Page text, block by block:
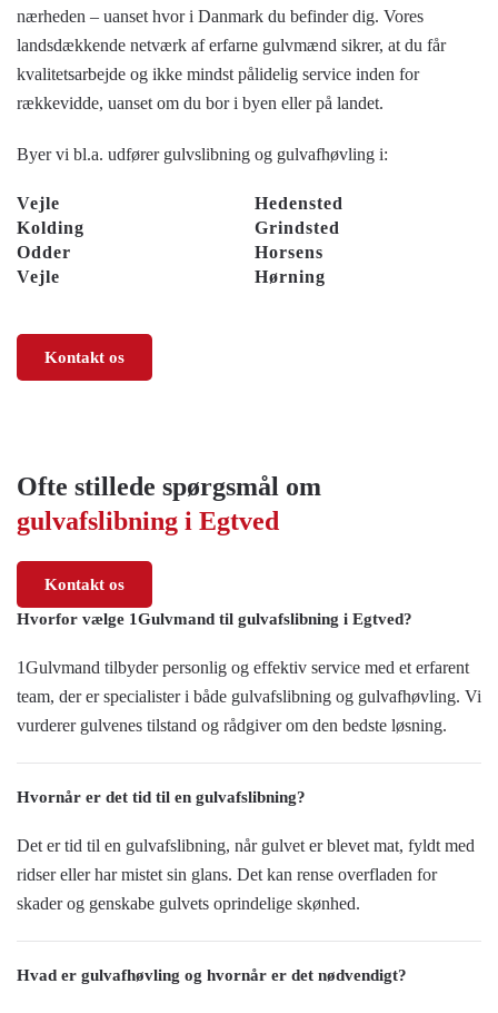
nærheden – uanset hvor i Danmark du befinder dig. Vores
landsdækkende netværk af erfarne gulvmænd sikrer, at du får
kvalitetsarbejde og ikke mindst pålidelig service inden for
rækkevidde, uanset om du bor i byen eller på landet.
Byer vi bl.a. udfører gulvslibning og gulvafhøvling i:
Vejle
Hedensted
Kolding
Grindsted
Odder
Horsens
Vejle
Hørning
Kontakt os
Ofte stillede spørgsmål om
gulvafslibning i Egtved
Kontakt os
Hvorfor vælge 1Gulvmand til gulvafslibning i Egtved?
1Gulvmand tilbyder personlig og effektiv service med et erfarent
team, der er specialister i både gulvafslibning og gulvafhøvling. Vi
vurderer gulvenes tilstand og rådgiver om den bedste løsning.
Hvornår er det tid til en gulvafslibning?
Det er tid til en gulvafslibning, når gulvet er blevet mat, fyldt med
ridser eller har mistet sin glans. Det kan rense overfladen for
skader og genskabe gulvets oprindelige skønhed.
Hvad er gulvafhøvling og hvornår er det nødvendigt?